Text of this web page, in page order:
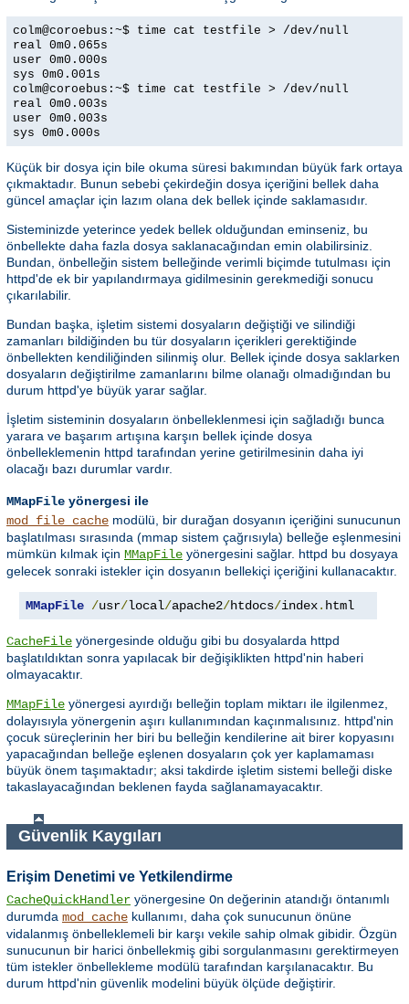
colm@coroebus:~$ time cat testfile > /dev/null
real 0m0.065s
user 0m0.000s
sys 0m0.001s
colm@coroebus:~$ time cat testfile > /dev/null
real 0m0.003s
user 0m0.003s
sys 0m0.000s
Küçük bir dosya için bile okuma süresi bakımından büyük fark ortaya
çıkmaktadır. Bunun sebebi çekirdeğin dosya içeriğini bellek daha
güncel amaçlar için lazım olana dek bellek içinde saklamasıdır.
Sisteminizde yeterince yedek bellek olduğundan eminseniz, bu
önbellekte daha fazla dosya saklanacağından emin olabilirsiniz.
Bundan, önbelleğin sistem belleğinde verimli biçimde tutulması için
httpd'de ek bir yapılandırmaya gidilmesinin gerekmediği sonucu
çıkarılabilir.
Bundan başka, işletim sistemi dosyaların değiştiği ve silindiği
zamanları bildiğinden bu tür dosyaların içerikleri gerektiğinde
önbellekten kendiliğinden silinmiş olur. Bellek içinde dosya saklarken
dosyaların değiştirilme zamanlarını bilme olanağı olmadığından bu
durum httpd'ye büyük yarar sağlar.
İşletim sisteminin dosyaların önbelleklenmesi için sağladığı bunca
yarara ve başarım artışına karşın bellek içinde dosya
önbelleklemenin httpd tarafından yerine getirilmesinin daha iyi
olacağı bazı durumlar vardır.
MMapFile yönergesi ile
mod_file_cache modülü, bir durağan dosyanın içeriğini sunucunun
başlatılması sırasında (mmap sistem çağrısıyla) belleğe eşlenmesini
mümkün kılmak için MMapFile yönergesini sağlar. httpd bu dosyaya
gelecek sonraki istekler için dosyanın bellekiçi içeriğini kullanacaktır.
MMapFile /usr/local/apache2/htdocs/index. html
CacheFile yönergesinde olduğu gibi bu dosyalarda httpd
başlatıldıktan sonra yapılacak bir değişiklikten httpd'nin haberi
olmayacaktır.
MMapFile yönergesi ayırdığı belleğin toplam miktarı ile ilgilenmez,
dolayısıyla yönergenin aşırı kullanımından kaçınmalısınız. httpd'nin
çocuk süreçlerinin her biri bu belleğin kendilerine ait birer kopyasını
yapacağından belleğe eşlenen dosyaların çok yer kaplamaması
büyük önem taşımaktadır; aksi takdirde işletim sistemi belleği diske
takaslayacağından beklenen fayda sağlanamayacaktır.
Güvenlik Kaygıları
Erişim Denetimi ve Yetkilendirme
CacheQuickHandler yönergesine On değerinin atandığı öntanımlı
durumda mod_cache kullanımı, daha çok sunucunun önüne
vidalanmış önbelleklemeli bir karşı vekile sahip olmak gibidir. Özgün
sunucunun bir harici önbellekmiş gibi sorgulanmasını gerektirmeyen
tüm istekler önbellekleme modülü tarafından karşılanacaktır. Bu
durum httpd'nin güvenlik modelini büyük ölçüde değiştirir.